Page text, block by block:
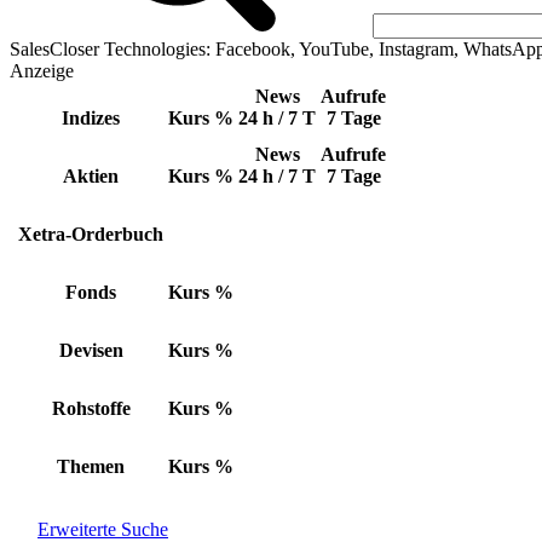
SalesCloser Technologies: Facebook, YouTube, Instagram,
Anzeige
Indizes Kurs %
News
24 h / 7 T
Aufrufe
7 Tage
Aktien Kurs %
News
24 h / 7 T
Aufrufe
7 Tage
Xetra-Orderbuch
Fonds Kurs %
Devisen Kurs %
Rohstoffe Kurs %
Themen Kurs %
Erweiterte Suche